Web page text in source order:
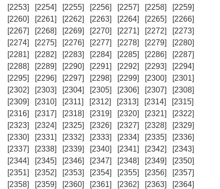
[2253]
[2254] [2255] [2256] [2257] [2258]
[2259]
[2260]
[2261] [2262] [2263] [2264] [2265]
[2266]
[2267]
[2268] [2269] [2270] [2271] [2272]
[2273]
[2274]
[2275] [2276] [2277] [2278] [2279]
[2280]
[2281]
[2282] [2283] [2284] [2285] [2286]
[2287]
[2288]
[2289] [2290] [2291] [2292] [2293]
[2294]
[2295]
[2296] [2297] [2298] [2299] [2300]
[2301]
[2302]
[2303] [2304] [2305] [2306] [2307]
[2308]
[2309]
[2310] [2311] [2312] [2313] [2314]
[2315]
[2316]
[2317] [2318] [2319] [2320] [2321]
[2322]
[2323]
[2324] [2325] [2326] [2327] [2328]
[2329]
[2330]
[2331] [2332] [2333] [2334] [2335]
[2336]
[2337]
[2338] [2339] [2340] [2341] [2342]
[2343]
[2344]
[2345] [2346] [2347] [2348] [2349]
[2350]
[2351]
[2352] [2353] [2354] [2355] [2356]
[2357]
[2358]
[2359] [2360] [2361] [2362] [2363]
[2364]